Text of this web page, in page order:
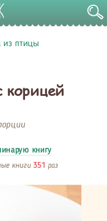
из птицы
корицей
книгу
книги 351 раз